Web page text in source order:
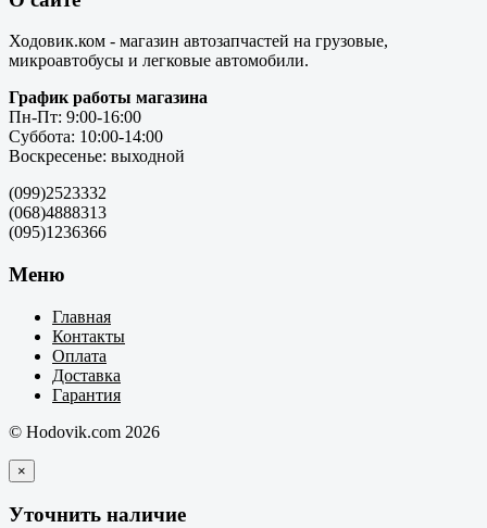
Ходовик.ком - магазин автозапчастей на грузовые,
микроавтобусы и легковые автомобили.
График работы магазина
Пн-Пт: 9:00-16:00
Суббота: 10:00-14:00
Воскресенье: выходной
(099)2523332
(068)4888313
(095)1236366
Меню
Главная
Контакты
Оплата
Доставка
Гарантия
© Hodovik.com 2026
×
Уточнить наличие